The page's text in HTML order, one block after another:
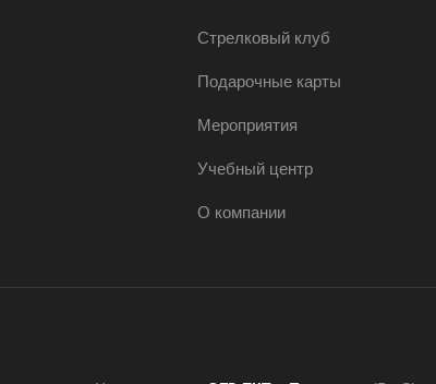
Стрелковый клуб
Подарочные карты
Мероприятия
Учебный центр
О компании